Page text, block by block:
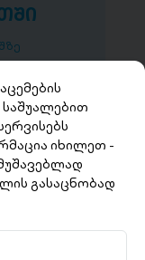
იხილეთ -
გასაცნობად